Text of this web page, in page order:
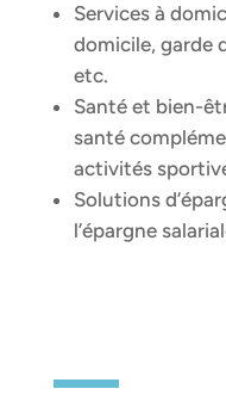
Services à
domicile, garde
etc.
Santé et bien-
santé
activités
Solutions
l’épargne